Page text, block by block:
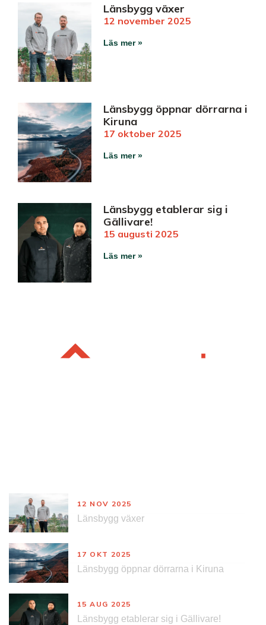
Länsbygg växer
12 november 2025
Läs mer »
Länsbygg öppnar dörrarna i
Kiruna
17 oktober 2025
Läs mer »
Länsbygg etablerar sig i
Gällivare!
15 augusti 2025
Läs mer »
12 NOV 2025
Länsbygg växer
17 OKT 2025
Länsbygg öppnar dörrarna i Kiruna
15 AUG 2025
Länsbygg etablerar sig i Gällivare!